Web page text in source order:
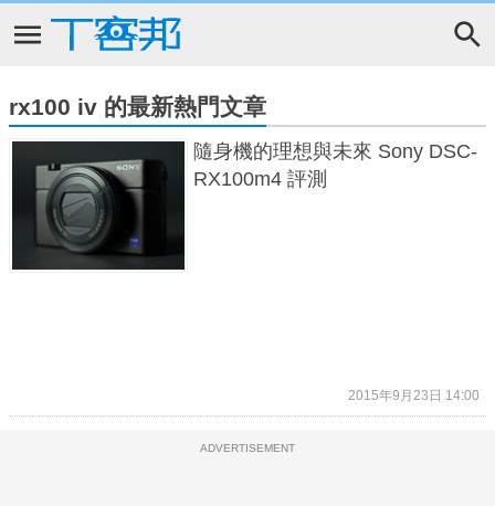
rx100 iv 的最新熱門文章
隨身機的理想與未來 Sony DSC-
RX100m4 評測
2015年9月23日 14:00
ADVERTISEMENT